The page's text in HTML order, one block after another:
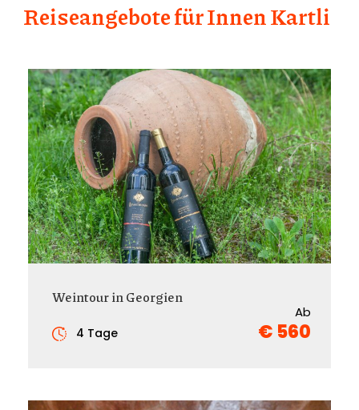
Reiseangebote für Innen Kartli
Weintour in Georgien
Ab
€ 560
4 Tage